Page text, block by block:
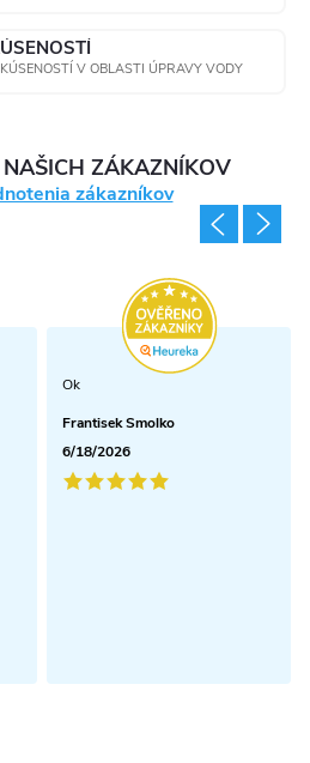
V OBLASTI ÚPRAVY VODY
ZÁKAZNÍKOV
zákazníkov
Ok
Frantisek Smolko
6/18/2026